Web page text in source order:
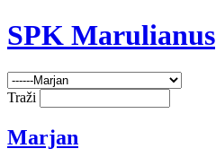
SPK Marulianus
Traži
Marjan